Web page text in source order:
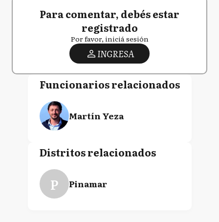
Para comentar, debés estar
registrado
Por favor, iniciá sesión
INGRESA
Funcionarios relacionados
Martín Yeza
Distritos relacionados
P Pinamar